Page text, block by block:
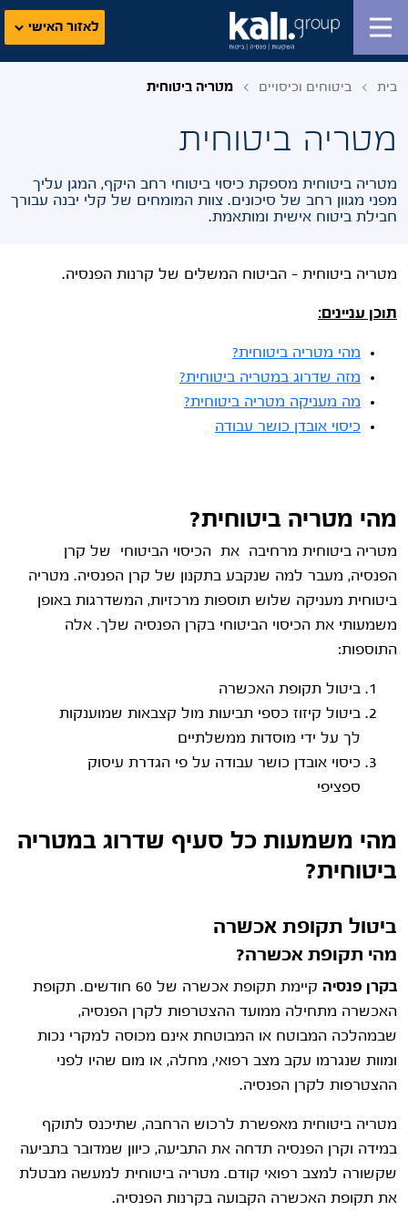
לאזור האישי
בית ביטוחים וכיסויים מטריה ביטוחית
מטריה ביטוחית
מטריה ביטוחית מספקת כיסוי ביטוחי רחב היקף, המגן עליך
מפני מגוון רחב של סיכונים. צוות המומחים של קלי יבנה עבורך
חבילת ביטוח אישית ומותאמת.
מטריה ביטוחית – הביטוח המשלים של קרנות הפנסיה.
תוכן עניינים:
מהי מטריה ביטוחית?
מזה שדרוג במטריה ביטוחית?
מה מעניקה מטריה ביטוחית?
כיסוי אובדן כושר עבודה
מהי מטריה ביטוחית?
מטריה ביטוחית מרחיבה את הכיסוי הביטוחי של קרן
הפנסיה, מעבר למה שנקבע בתקנון של קרן הפנסיה. מטריה
ביטוחית מעניקה שלוש תוספות מרכזיות, המשדרגות באופן
משמעותי את הכיסוי הביטוחי בקרן הפנסיה שלך. אלה
התוספות:
ביטול תקופת האכשרה
ביטול קיזוז כספי תביעות מול קצבאות שמוענקות
לך על ידי מוסדות ממשלתיים
כיסוי אובדן כושר עבודה על פי הגדרת עיסוק
ספציפי
מהי משמעות כל סעיף שדרוג במטריה
ביטוחית?
ביטול תקופת אכשרה
מהי תקופת אכשרה?
בקרן פנסיה
קיימת תקופת אכשרה של 60 חודשים. תקופת
האכשרה מתחילה ממועד ההצטרפות לקרן הפנסיה,
שבמהלכה המבוטח או המבוטחת אינם מכוסה למקרי נכות
ומוות שנגרמו עקב מצב רפואי, מחלה, או מום שהיו לפני
ההצטרפות לקרן הפנסיה.
מטריה ביטוחית מאפשרת לרכוש הרחבה, שתיכנס לתוקף
במידה וקרן הפנסיה תדחה את התביעה, כיוון שמדובר בתביעה
שקשורה למצב רפואי קודם. מטריה ביטוחית למעשה מבטלת
את תקופת האכשרה הקבועה בקרנות הפנסיה.